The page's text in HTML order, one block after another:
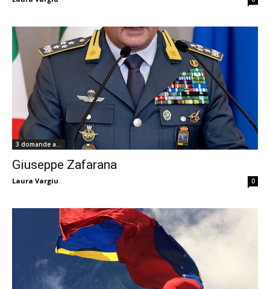
3 domande a...
Giuseppe Zafarana
Laura Vargiu 0